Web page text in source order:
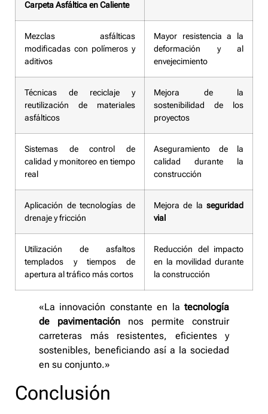
Carpeta Asfáltica en Caliente
Mezclas asfálticas
modificadas con polímeros y
aditivos
Mayor resistencia a la
deformación y al
envejecimiento
Técnicas de reciclaje y
reutilización de materiales
asfálticos
Mejora de la
sostenibilidad de los
proyectos
Sistemas de control de
calidad y monitoreo en tiempo
real
Aseguramiento de la
calidad durante la
construcción
Aplicación de tecnologías de
drenaje y fricción
Mejora de la seguridad
vial
Utilización de asfaltos
templados y tiempos de
apertura al tráfico más cortos
Reducción del impacto
en la movilidad durante
la construcción
«La innovación constante en la tecnología
de pavimentación nos permite construir
carreteras más resistentes, eficientes y
sostenibles, beneficiando así a la sociedad
en su conjunto.»
Conclusión